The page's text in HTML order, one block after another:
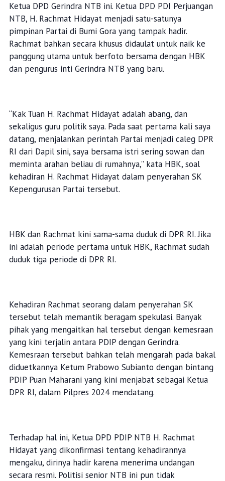
Ketua DPD Gerindra NTB ini. Ketua DPD PDI Perjuangan
NTB, H. Rachmat Hidayat menjadi satu-satunya
pimpinan Partai di Bumi Gora yang tampak hadir.
Rachmat bahkan secara khusus didaulat untuk naik ke
panggung utama untuk berfoto bersama dengan HBK
dan pengurus inti Gerindra NTB yang baru.
“Kak Tuan H. Rachmat Hidayat adalah abang, dan
sekaligus guru politik saya. Pada saat pertama kali saya
datang, menjalankan perintah Partai menjadi caleg DPR
RI dari Dapil sini, saya bersama istri sering sowan dan
meminta arahan beliau di rumahnya,” kata HBK, soal
kehadiran H. Rachmat Hidayat dalam penyerahan SK
Kepengurusan Partai tersebut.
HBK dan Rachmat kini sama-sama duduk di DPR RI. Jika
ini adalah periode pertama untuk HBK, Rachmat sudah
duduk tiga periode di DPR RI.
Kehadiran Rachmat seorang dalam penyerahan SK
tersebut telah memantik beragam spekulasi. Banyak
pihak yang mengaitkan hal tersebut dengan kemesraan
yang kini terjalin antara PDIP dengan Gerindra.
Kemesraan tersebut bahkan telah mengarah pada bakal
diduetkannya Ketum Prabowo Subianto dengan bintang
PDIP Puan Maharani yang kini menjabat sebagai Ketua
DPR RI, dalam Pilpres 2024 mendatang.
Terhadap hal ini, Ketua DPD PDIP NTB H. Rachmat
Hidayat yang dikonfirmasi tentang kehadirannya
mengaku, dirinya hadir karena menerima undangan
secara resmi. Politisi senior NTB ini pun tidak